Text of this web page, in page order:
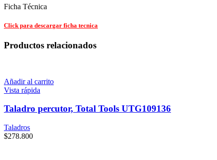
Ficha Técnica
Click para descargar ficha tecnica
Productos relacionados
Añadir al carrito
Vista rápida
Taladro percutor, Total Tools UTG109136
Taladros
$278.800